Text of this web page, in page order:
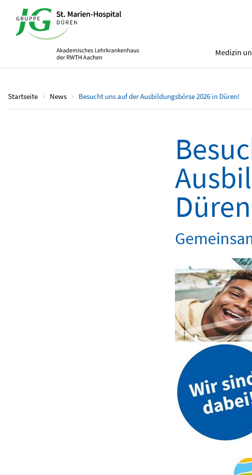
Medizin
Startseite News Besucht uns auf der Ausbildungsbörse 2026 in Düren!